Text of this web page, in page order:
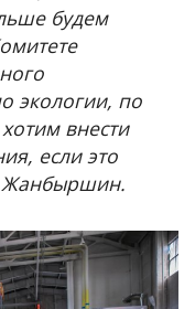
будем
экологии, по
внести
если это
Жанбыршин.